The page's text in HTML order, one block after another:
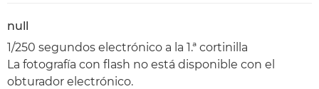
null
1/250 segundos electrónico a la 1.ª cortinilla
La fotografía con flash no está disponible con el
obturador electrónico.